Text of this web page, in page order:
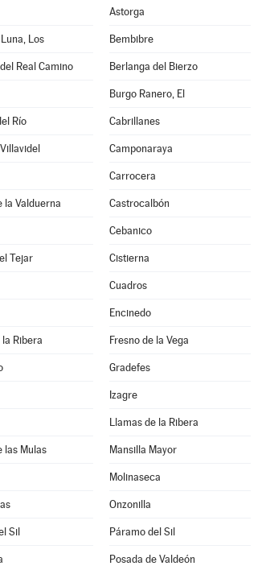
Astorga
Los Bembibre
Real Camino Berlanga del Bierzo
Burgo Ranero, El
Río Cabrillanes
Camponaraya
Carrocera
la Valduerna Castrocalbón
Cebanico
Tejar Cistierna
Cuadros
Encinedo
la Ribera Fresno de la Vega
Gradefes
Izagre
Llamas de la Ribera
las Mulas Mansilla Mayor
Molinaseca
Onzonilla
Sil Páramo del Sil
Posada de Valdeón